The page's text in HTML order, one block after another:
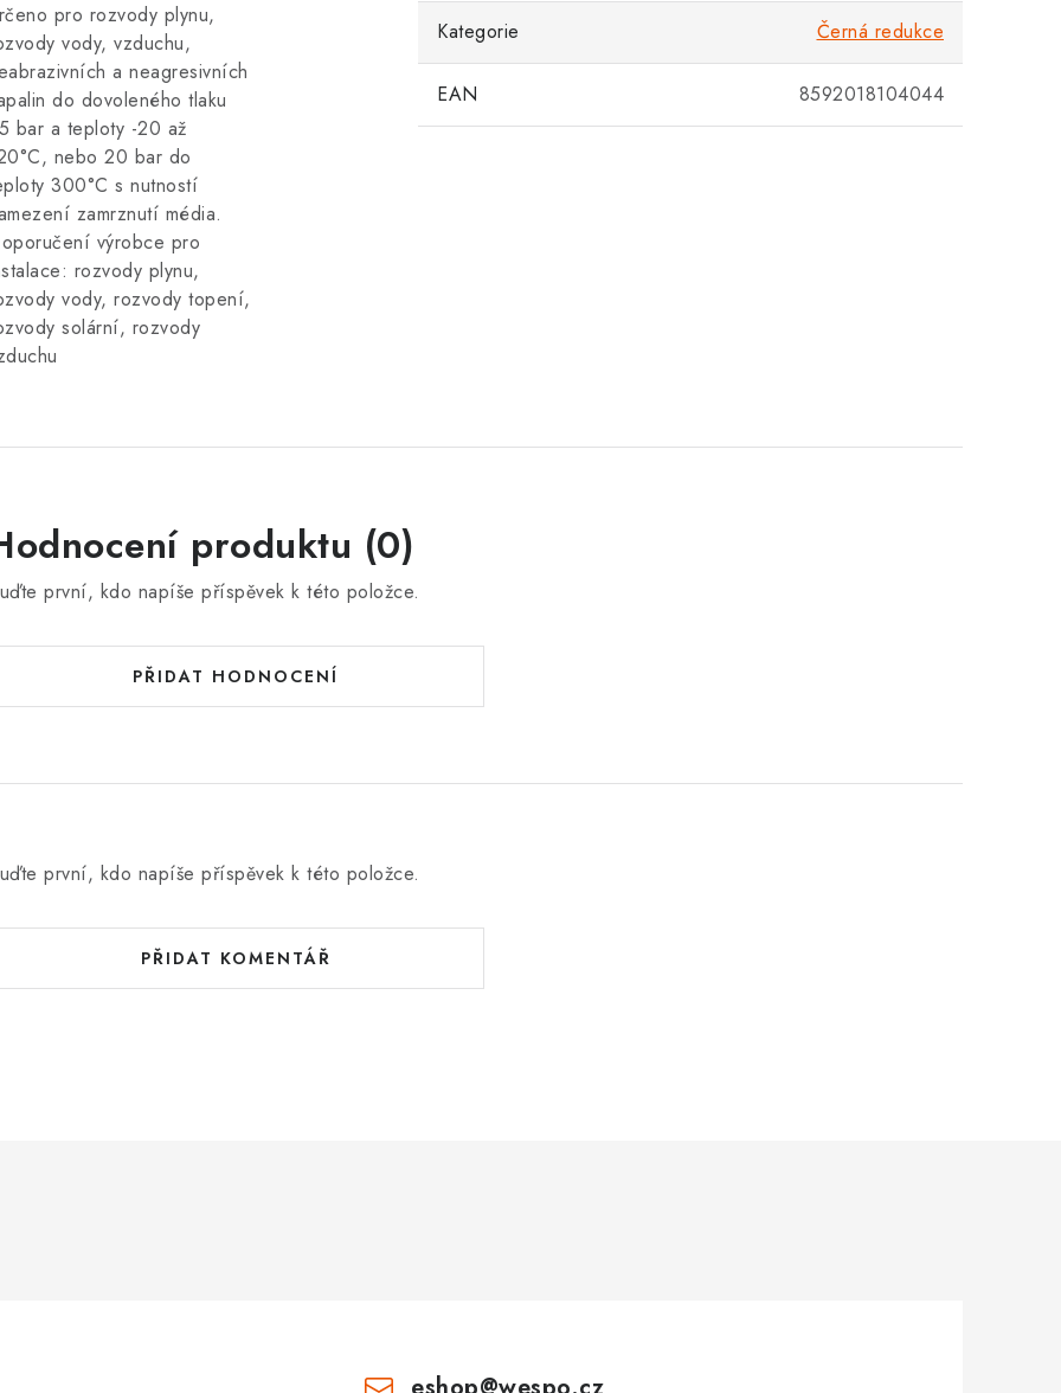
pro rozvody plynu,
vody, vzduchu,
a neagresivních
do dovoleného tlaku
bar a teploty -20 až
nebo 20 bar do
300°C s nutností
zamrznutí média.
výrobce pro
rozvody plynu,
vody, rozvody topení,
solární, rozvody
Kategorie Černá redukce
EAN 8592018104044
produktu (0)
první, kdo napíše příspěvek k této položce.
PŘIDAT HODNOCENÍ
první, kdo napíše příspěvek k této položce.
PŘIDAT KOMENTÁŘ